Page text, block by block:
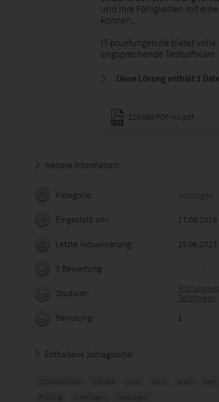
und ihre Fähigkeiten mit
können..
IT-pruefungen.de bietet
engsprechende Testsoftware
Diese Lösung enthält 1
210-065 PDF xxx.pdf
Weitere Information:
Kategorie: Sonstiges
Eingestellt am:
Letzte Aktualisierung: 25.06.2023
0 Bewertung
Studium:
Testfragen
Benotung:
1
Enthaltene Schlagworte:
210-065 CIVND 210-065 ccna cisco exam
test
Prüfung
unterlagen Testfragen